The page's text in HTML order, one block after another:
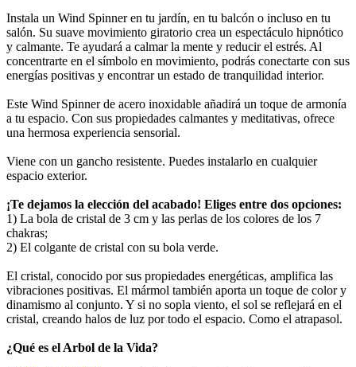
Instala un Wind Spinner en tu jardín, en tu balcón o incluso en tu
salón. Su suave movimiento giratorio crea un espectáculo hipnótico
y calmante. Te ayudará a calmar la mente y reducir el estrés. Al
concentrarte en el símbolo en movimiento, podrás conectarte con sus
energías positivas y encontrar un estado de tranquilidad interior.
Este Wind Spinner de acero inoxidable añadirá un toque de armonía
a tu espacio. Con sus propiedades calmantes y meditativas, ofrece
una hermosa experiencia sensorial.
Viene con un gancho resistente. Puedes instalarlo en cualquier
espacio exterior.
¡Te dejamos la elección del acabado! Eliges entre dos opciones:
1) La bola de cristal de 3 cm y las perlas de los colores de los 7
chakras;
2) El colgante de cristal con su bola verde.
El cristal, conocido por sus propiedades energéticas, amplifica las
vibraciones positivas. El mármol también aporta un toque de color y
dinamismo al conjunto. Y si no sopla viento, el sol se reflejará en el
cristal, creando halos de luz por todo el espacio. Como el atrapasol.
¿Qué es el Arbol de la Vida?